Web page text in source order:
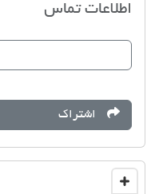
اطلاعات تماس
اشتراک